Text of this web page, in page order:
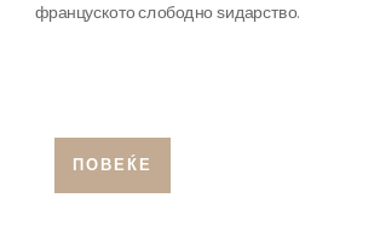
француското слободно ѕидарство.
ПОВЕЌЕ